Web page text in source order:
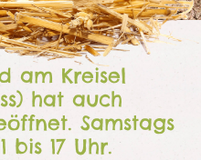
am Kreisel
hat auch
Samstags
bis 17 Uhr.